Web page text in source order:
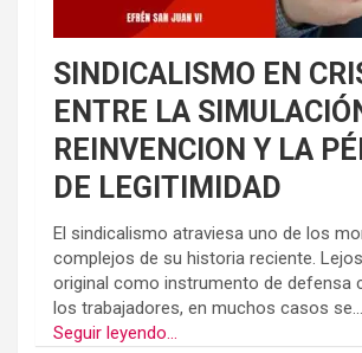
SINDICALISMO EN
ENTRE LA
REINVENCION Y LA
DE LEGITIMIDAD
El sindicalismo atraviesa uno de los
complejos de su historia reciente.
original como instrumento de defensa
los trabajadores, en muchos casos se...
Seguir leyendo...